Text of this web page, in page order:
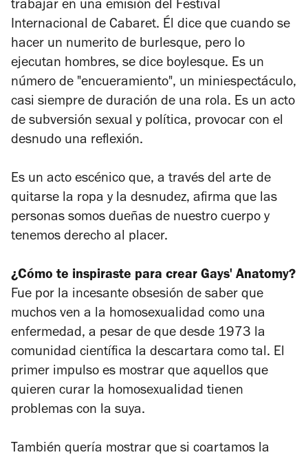
trabajar en una emisión del Festival
Internacional de Cabaret. Él dice que cuando se
hacer un numerito de burlesque, pero lo
ejecutan hombres, se dice boylesque. Es un
número de "encueramiento", un miniespectáculo,
casi siempre de duración de una rola. Es un acto
de subversión sexual y política, provocar con el
desnudo una reflexión.
Es un acto escénico que, a través del arte de
quitarse la ropa y la desnudez, afirma que las
personas somos dueñas de nuestro cuerpo y
tenemos derecho al placer.
¿Cómo te inspiraste para crear Gays' Anatomy?
Fue por la incesante obsesión de saber que
muchos ven a la homosexualidad como una
enfermedad, a pesar de que desde 1973 la
comunidad científica la descartara como tal. El
primer impulso es mostrar que aquellos que
quieren curar la homosexualidad tienen
problemas con la suya.
También quería mostrar que si coartamos la